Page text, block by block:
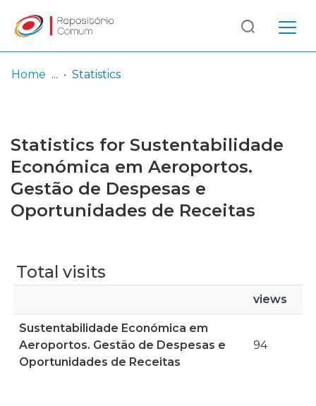
Browse repository
Entities
Log
In
(current)
Home Statistics
Statistics for Sustentabilidade
Económica em Aeroportos.
Gestão de Despesas e
Oportunidades de Receitas
Total visits
views
Sustentabilidade Económica em
Aeroportos. Gestão de Despesas e
Oportunidades de Receitas
94